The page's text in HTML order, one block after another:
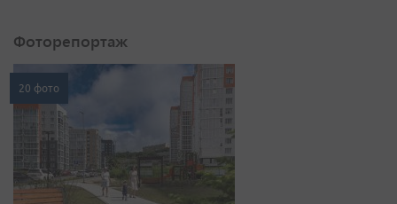
Фоторепортаж
20 фото